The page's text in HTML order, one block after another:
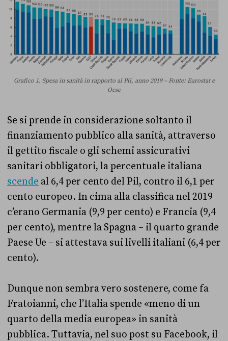
Grafico 1. Spesa in sanità in rapporto al Pil, anno 2019 – Fonte: Eurostat e
Ocse
Se si prende in considerazione soltanto il
finanziamento pubblico alla sanità, attraverso
il gettito fiscale o gli schemi assicurativi
sanitari obbligatori, la percentuale italiana
scende al 6,4 per cento del Pil, contro il 6,1 per
cento europeo. In cima alla classifica nel 2019
c’erano Germania (9,9 per cento) e Francia (9,4
per cento), mentre la Spagna – il quarto grande
Paese Ue – si attestava sui livelli italiani (6,4 per
cento).
Dunque non sembra vero sostenere, come fa
Fratoianni, che l’Italia spende «meno di un
quarto della media europea» in sanità
pubblica. Tuttavia, nel suo post su Facebook, il